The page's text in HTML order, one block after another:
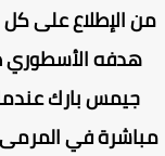
الإطلاع على كل
هدفه الأسطوري
جيمس بارك